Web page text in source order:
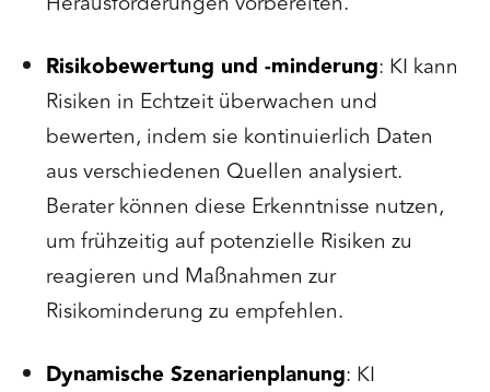
Risikobewertung und -minderung: KI kann
Risiken in Echtzeit überwachen und
bewerten, indem sie kontinuierlich Daten
aus verschiedenen Quellen analysiert.
Berater können diese Erkenntnisse nutzen,
um frühzeitig auf potenzielle Risiken zu
reagieren und Maßnahmen zur
Risikominderung zu empfehlen.
Dynamische Szenarienplanung: KI